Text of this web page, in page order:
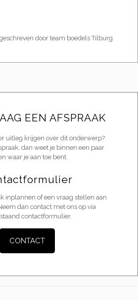
door team boedels Tilburg
EEN AFSPRAAK
uitleg krijgen over dit onderwerp?
dan weet je binnen een paar
waar je aan toe bent.
inplannen of een vraag stellen aan
dan contact met ons op via
contactformulier.
CONTACT